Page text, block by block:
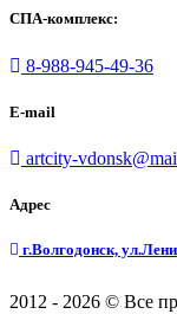
СПА-комплекс:
8-988-945-49-36
E-mail
artcity-
Адрес
г.Волгодонск,
2012 - 2026 © Все